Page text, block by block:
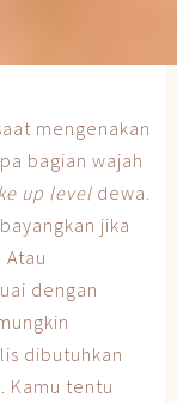
mengenakan
bagian wajah
up level dewa.
jika
dengan
dibutuhkan
Kamu tentu